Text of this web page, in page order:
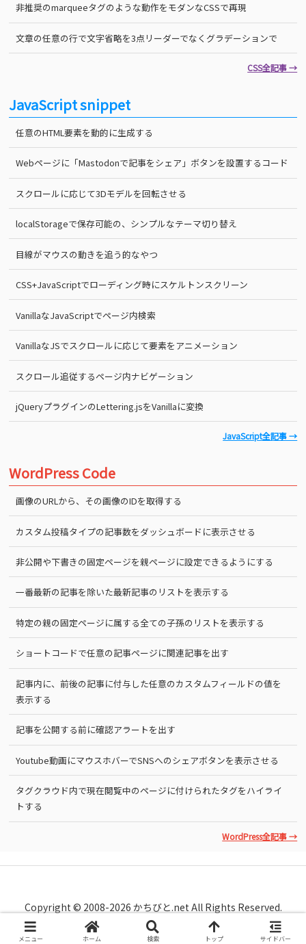
非推奨のmarqueeタグのような動作をモダンなCSSで再現
文章の任意の行で文字省略を3点リーダーでなくグラデーションで
CSS全記事 →
JavaScript snippet
任意のHTML要素を動的に生成する
Webページに「Mastodonで記事をシェア」ボタンを設置するコード
スクロールに応じて3Dモデルを回転させる
localStorageで保存可能の、シンプルなテーマ切り替え
目線がマウスの動きを追う的なやつ
CSS+JavaScriptでローディング時にスケルトンスクリーン
VanillaなJavaScriptでページ内検索
VanillaなJSでスクロールに応じて要素をアニメーション
スクロール追従するページ内ナビゲーション
jQueryプラグインのLettering.jsをVanillaに変換
JavaScript全記事 →
WordPress Code
画像のURLから、その画像のIDを取得する
カスタム投稿タイプの記事数をダッシュボードに表示させる
非公開や下書きの固定ページを親ページに設定できるようにする
一番最新の記事を除いた最新記事のリストを表示する
特定の親の固定ページに属する全ての子孫のリストを表示する
ショートコードで任意の記事ページに関連記事を出す
記事内に、前後の記事に付与した任意のカスタムフィールドの値を
表示する
記事を公開する前に確認アラートを出す
Youtube動画にマウスホバーでSNSへのシェアボタンを表示させる
タグクラウド内で現在閲覧中のページに付けられたタグをハイライ
トする
WordPress全記事 →
Copyright © 2008-2026 かちびと.net All Rights Reserved.
メニュー ホーム 検索 トップ サイドバー